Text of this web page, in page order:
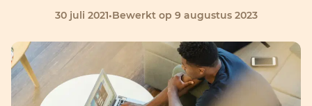
30 juli 2021•Bewerkt op 9 augustus 2023